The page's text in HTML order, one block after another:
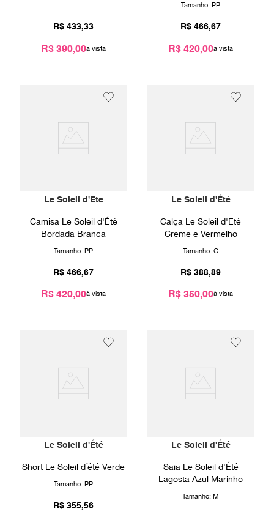
R$ 433,33
R$ 390,00
Tamanho: PP
R$ 466,67
R$ 420,00
Le Soleil d'Ete
Camisa Le Soleil d'Été
Bordada Branca
Tamanho: PP
R$ 466,67
R$ 420,00
Le Soleil d'Été
Calça Le Soleil d'Eté
Creme e Vermelho
Tamanho: G
R$ 388,89
R$ 350,00
Le Soleil d'Été
Short Le Soleil d´été Verde
Tamanho: PP
R$ 355,56
Le Soleil d'Été
Saia Le Soleil d'Été
Lagosta Azul Marinho
Tamanho: M